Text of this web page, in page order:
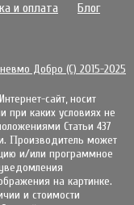
и оплата
Блог
Добро (С) 2015-2025
сайт, носит
при каких условиях не
Статьи 437
Πpoизвoдитeль мoжeт
и/или пpoгpaммнoe
на картинке.
и стоимости